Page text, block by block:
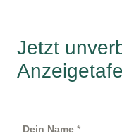
Jetzt
Dein Name *